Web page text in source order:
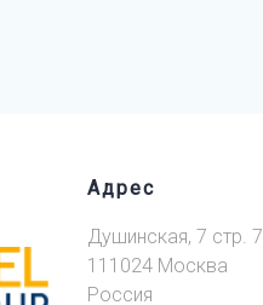
Адрес
Душинская, 7 стр. 7
111024 Москва
Россия